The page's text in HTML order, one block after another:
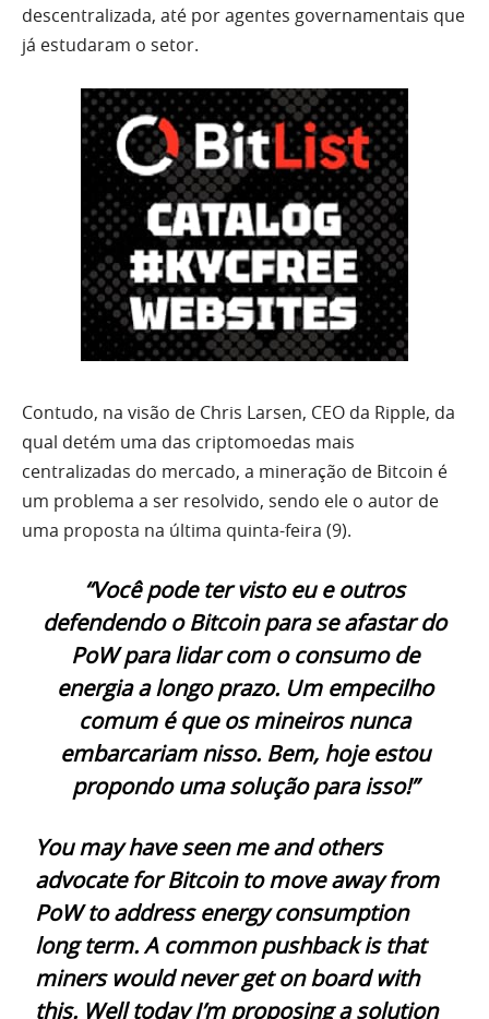
descentralizada, até por agentes governamentais que
já estudaram o setor.
Contudo, na visão de Chris Larsen, CEO da Ripple, da
qual detém uma das criptomoedas mais
centralizadas do mercado, a mineração de Bitcoin é
um problema a ser resolvido, sendo ele o autor de
uma proposta na última quinta-feira (9).
“Você pode ter visto eu e outros
defendendo o Bitcoin para se afastar do
PoW para lidar com o consumo de
energia a longo prazo. Um empecilho
comum é que os mineiros nunca
embarcariam nisso. Bem, hoje estou
propondo uma solução para isso!”
You may have seen me and others
advocate for Bitcoin to move away from
PoW to address energy consumption
long term. A common pushback is that
miners would never get on board with
this. Well today I’m proposing a solution